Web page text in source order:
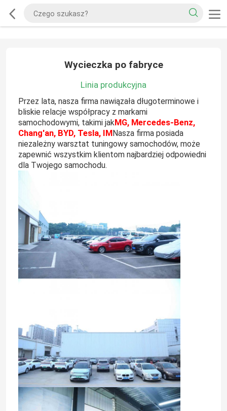
Wycieczka po fabryce
Linia produkcyjna
Przez lata, nasza firma nawiązała długoterminowe i
bliskie relacje współpracy z markami
samochodowymi, takimi jakMG, Mercedes-Benz,
Chang'an, BYD, Tesla, IMNasza firma posiada
niezależny warsztat tuningowy samochodów, może
zapewnić wszystkim klientom najbardziej odpowiedni
dla Twojego samochodu.